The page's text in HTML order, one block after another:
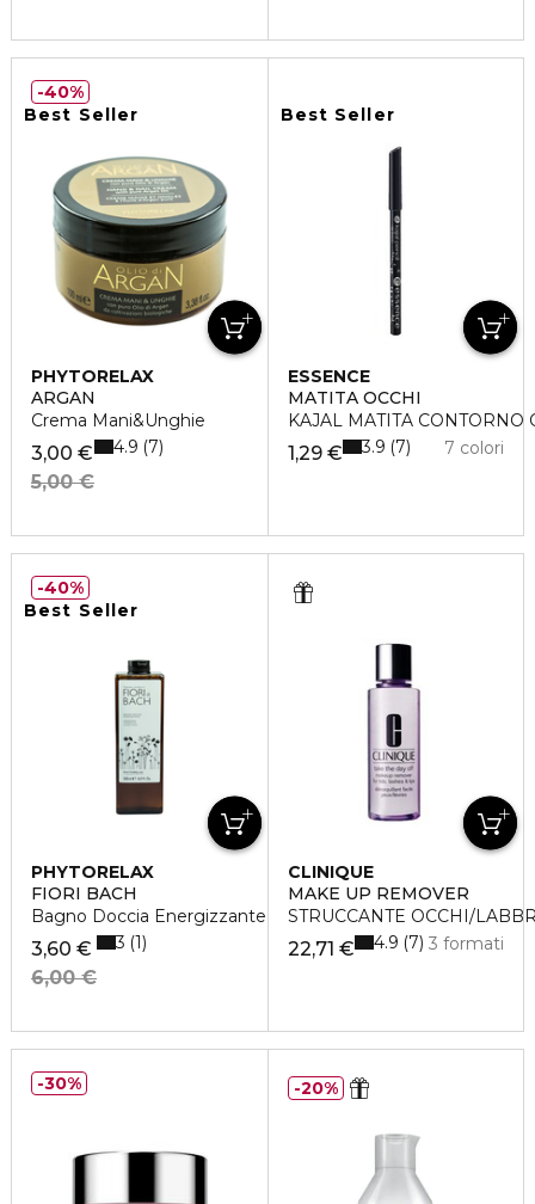
Best Seller
PHYTORELAX
ARGAN
Crema Mani&Unghie
3,00 €
5,00 €
4.9 7
40%
Best Seller
ESSENCE
MATITA OCCHI
KAJAL MATITA CONTORNO
1,29 € 7 colori
3.9 7
Best Seller
PHYTORELAX
FIORI BACH
Bagno Doccia Energizzante
3,60 €
6,00 €
3 1
40%
CLINIQUE
MAKE UP REMOVER
STRUCCANTE OCCHI/
22,71 € 3 formati
4.9 7
30% 20%